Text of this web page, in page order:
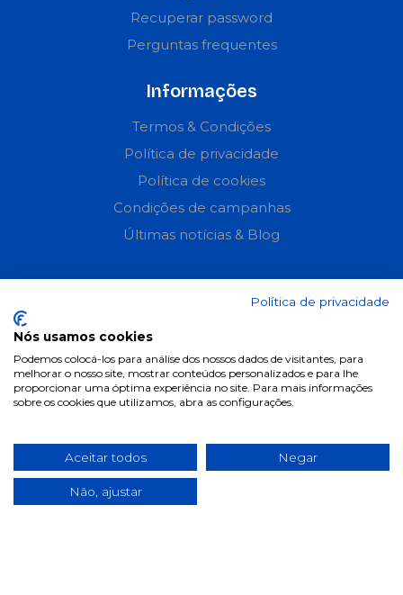
Recuperar password
Perguntas frequentes
Informações
Termos & Condições
Política de privacidade
Política de cookies
Condições de campanhas
Últimas notícias & Blog
Política de privacidade
Nós usamos cookies
Podemos colocá-los para análise dos nossos dados de visitantes, para
melhorar o nosso site, mostrar conteúdos personalizados e para lhe
proporcionar uma óptima experiência no site. Para mais informações
sobre os cookies que utilizamos, abra as configurações.
Aceitar todos Negar
Não, ajustar